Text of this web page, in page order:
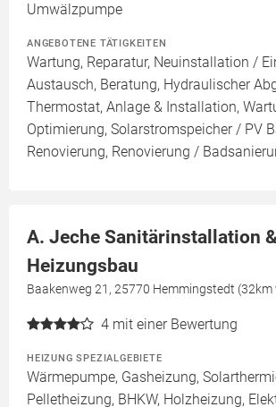
Umwälzpumpe
ANGEBOTENE TÄTIGKEITEN
Wartung, Reparatur, Neuinstallation /
Austausch, Beratung, Hydraulischer
Thermostat, Anlage & Installation,
Optimierung, Solarstromspeicher / PV
Renovierung, Renovierung /
A. Jeche Sanitärinstallation
Heizungsbau
Baakenweg 21, 25770 Hemmingstedt
4 mit einer Bewertung
HEIZUNG SPEZIALGEBIETE
Wärmepumpe, Gasheizung,
Pelletheizung, BHKW, Holzheizung,